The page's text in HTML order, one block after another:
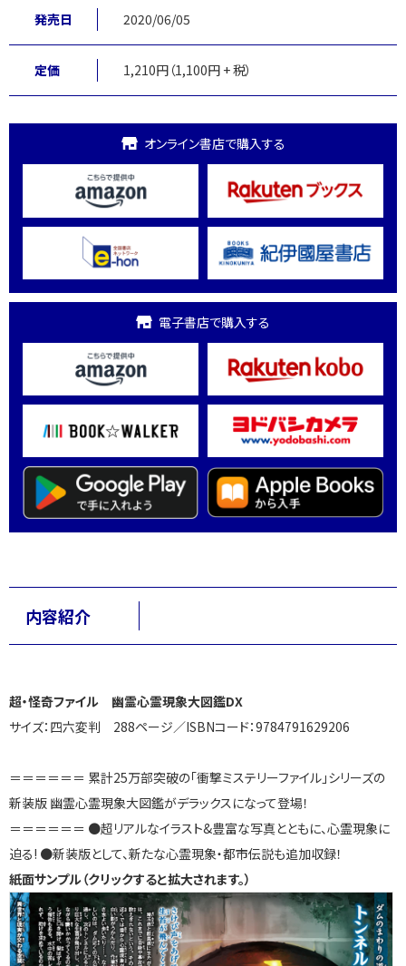
発売日 2020/06/05
定価 1,210円（1,100円 + 税）
オンライン書店で購入する
電子書店で購入する
内容紹介
超・怪奇ファイル 幽霊心霊現象大図鑑DX
サイズ：四六変判 288ページ／ISBNコード：9784791629206
＝＝＝＝＝＝ 累計25万部突破の「衝撃ミステリーファイル」シリーズの
新装版 幽霊心霊現象大図鑑がデラックスになって登場！
＝＝＝＝＝＝ ●超リアルなイラスト&豊富な写真とともに、心霊現象に
迫る! ●新装版として、新たな心霊現象・都市伝説も追加収録！
紙面サンプル（クリックすると拡大されます。）